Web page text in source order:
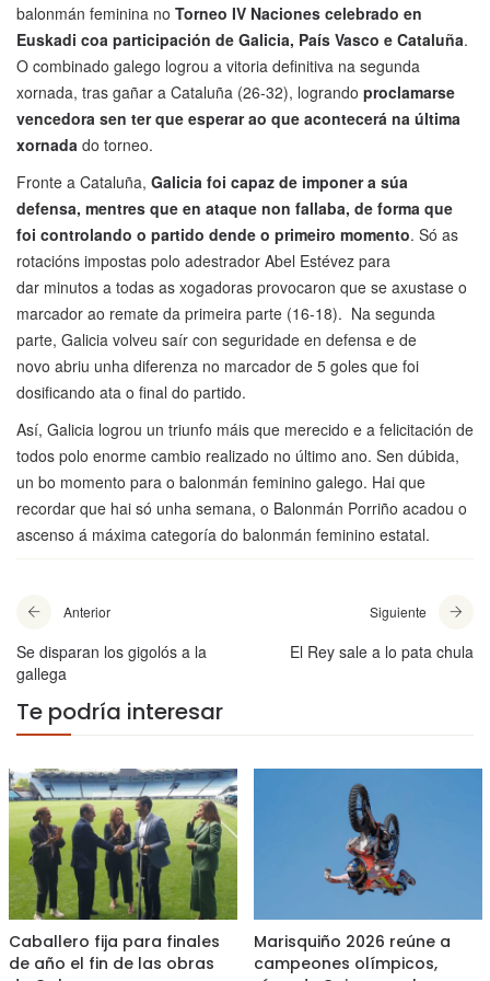
balonmán feminina no Torneo IV Naciones celebrado en
Euskadi coa participación de Galicia, País Vasco e Cataluña.
O combinado galego logrou a vitoria definitiva na segunda
xornada, tras gañar a Cataluña (26-32), logrando proclamarse
vencedora sen ter que esperar ao que acontecerá na última
xornada do torneo.
Fronte a Cataluña, Galicia foi capaz de imponer a súa
defensa, mentres que en ataque non fallaba, de forma que
foi controlando o partido dende o primeiro momento. Só as
rotacións impostas polo adestrador Abel Estévez para
dar minutos a todas as xogadoras provocaron que se axustase o
marcador ao remate da primeira parte (16-18). Na segunda
parte, Galicia volveu saír con seguridade en defensa e de
novo abriu unha diferenza no marcador de 5 goles que foi
dosificando ata o final do partido.
Así, Galicia logrou un triunfo máis que merecido e a felicitación de
todos polo enorme cambio realizado no último ano. Sen dúbida,
un bo momento para o balonmán feminino galego. Hai que
recordar que hai só unha semana, o Balonmán Porriño acadou o
ascenso á máxima categoría do balonmán feminino estatal.
Anterior
Se disparan los gigolós a la
gallega
Siguiente
El Rey sale a lo pata chula
Te podría interesar
Caballero fija para finales
de año el fin de las obras
Marisquiño 2026 reúne a
campeones olímpicos,